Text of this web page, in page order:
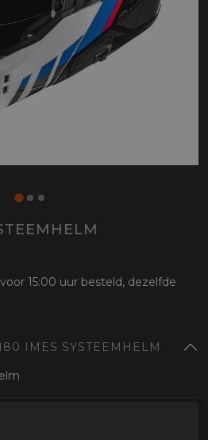
15:00 uur besteld, dezelfde
IMES SYSTEEMHELM
PRODUCTEN